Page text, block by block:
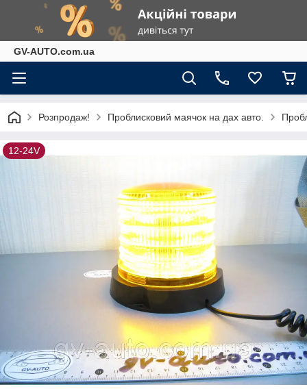
GV-AUTO.com.ua
Розпродаж! Проблисковий маячок на дах авто.
12-24V